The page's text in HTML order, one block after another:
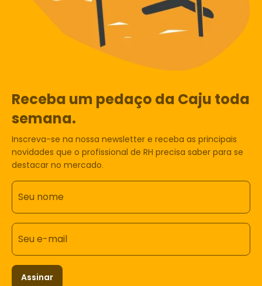
Receba um pedaço da Caju toda
semana.
Inscreva-se na nossa newsletter e receba as principais
novidades que o profissional de RH precisa saber para se
destacar no mercado.
Seu nome
Seu e-mail
Assinar